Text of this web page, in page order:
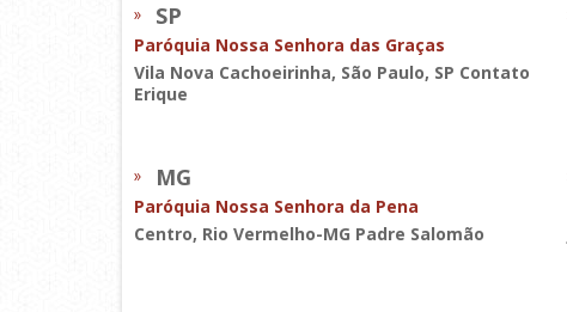
SP
Paróquia Nossa Senhora das Graças
Vila Nova Cachoeirinha, São Paulo, SP Contato
Erique
MG
Paróquia Nossa Senhora da Pena
Centro, Rio Vermelho-MG Padre Salomão